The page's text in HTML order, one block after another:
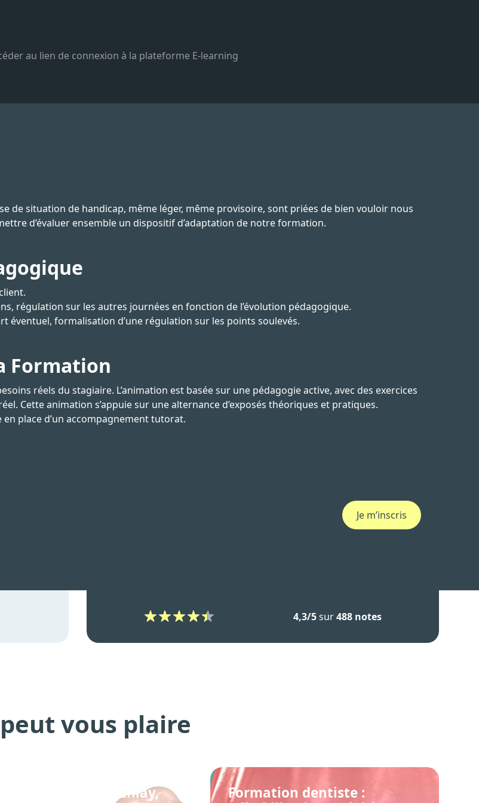
au lien de connexion à la plateforme E-learning
de situation de handicap, même léger, même provisoire, sont priées de bien vouloir nous
d’évaluer ensemble un dispositif d’adaptation de notre formation.
régulation sur les autres journées en fonction de l’évolution pédagogique.
éventuel, formalisation d’une régulation sur les points soulevés.
Formation
réels du stagiaire. L’animation est basée sur une pédagogie active, avec des exercices
Cette animation s’appuie sur une alternance d’exposés théoriques et pratiques.
place d’un accompagnement tutorat.
Je m’inscris
4,3/5sur488 notes
vous plaire
dentiste : Inlay,
Formation dentiste :